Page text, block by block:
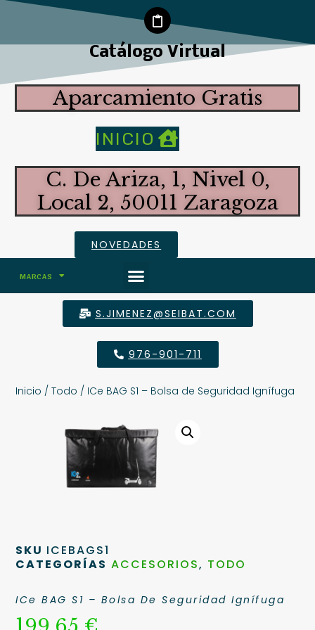
Catálogo Virtual
Aparcamiento Gratis
INICIO
C. De Ariza, 1, Nivel 0,
Local 2, 50011 Zaragoza
NOVEDADES
MARCAS
S.JIMENEZ@SEIBAT.COM
976-901-711
Inicio /Todo / ICe BAG S1 – Bolsa de Seguridad Ignífuga
SKU ICEBAGS1
CATEGORÍAS ACCESORIOS, TODO
ICe BAG S1 – Bolsa De Seguridad Ignífuga